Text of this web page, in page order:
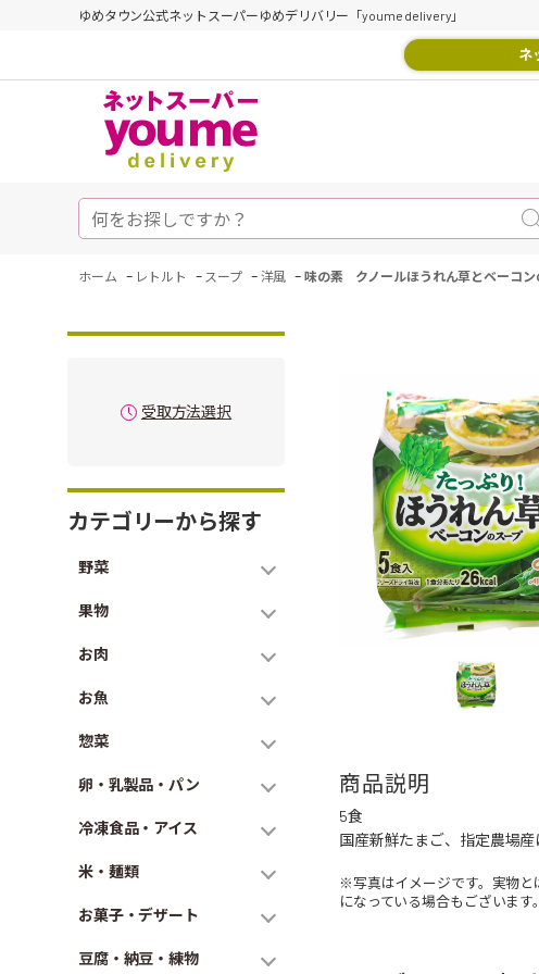
ゆめタウン公式ネットスーパーゆめデリバリー「youme delivery」
ネ
ホーム - レトルト - スープ - 洋風 - 味の素 クノールほうれん草とベーコ
受取方法選択
カテゴリーから探す
野菜
果物
お肉
お魚
惣菜
卵・乳製品・パン
冷凍食品・アイス
米・麺類
お菓子・デザート
豆腐・納豆・練物
商品説明
5食
国産新鮮たまご、指定農場
※写真はイメージです。実物と
になっている場合もございま